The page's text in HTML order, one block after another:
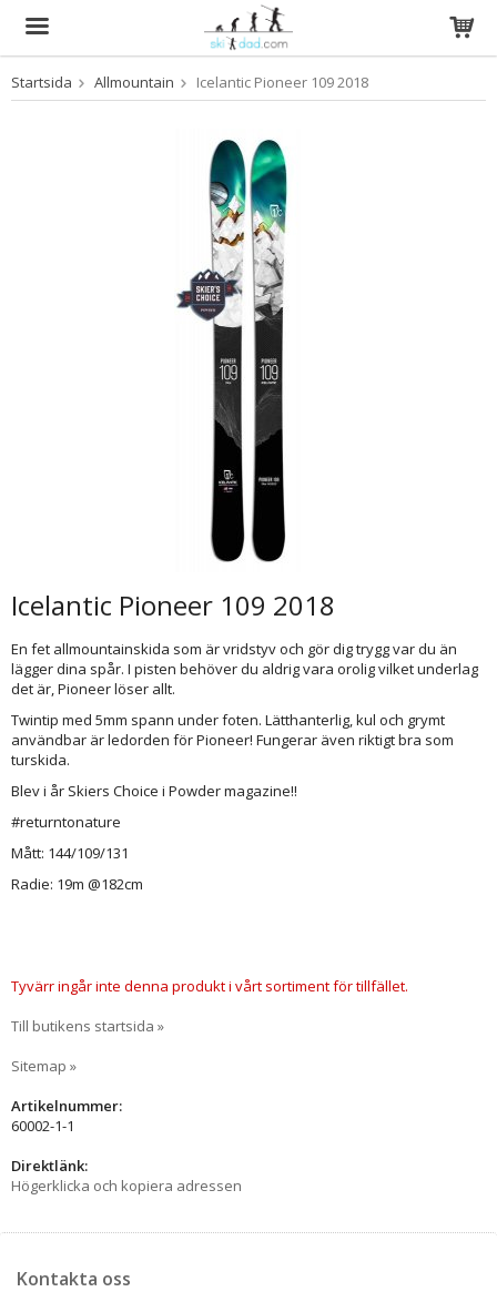
Produkten har blivit tillagd i varukorgen
Startsida Allmountain Icelantic Pioneer 109 2018
Icelantic Pioneer 109 2018
En fet allmountainskida som är vridstyv och gör dig trygg var du än
lägger dina spår. I pisten behöver du aldrig vara orolig vilket underlag
det är, Pioneer löser allt.
Twintip med 5mm spann under foten. Lätthanterlig, kul och grymt
användbar är ledorden för Pioneer! Fungerar även riktigt bra som
turskida.
Blev i år Skiers Choice i Powder magazine!!
#returntonature
Mått: 144/109/131
Radie: 19m @182cm
Tyvärr ingår inte denna produkt i vårt sortiment för tillfället.
Till butikens startsida »
Sitemap »
Artikelnummer:
60002-1-1
Direktlänk:
Högerklicka och kopiera adressen
Kontakta oss